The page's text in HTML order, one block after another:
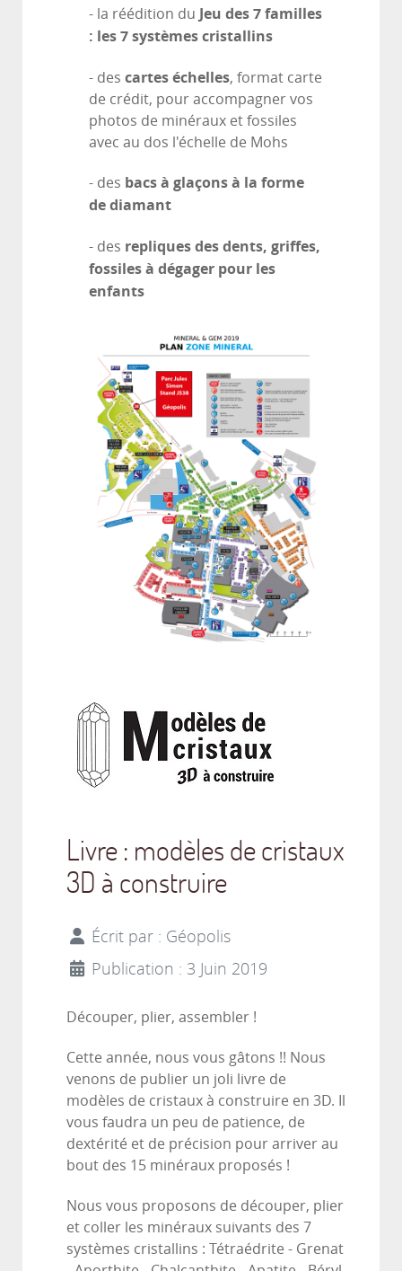
- la réédition du Jeu des 7 familles
: les 7 systèmes cristallins
- des cartes échelles, format carte
de crédit, pour accompagner vos
photos de minéraux et fossiles
avec au dos l'échelle de Mohs
- des bacs à glaçons à la forme
de diamant
- des repliques des dents, griffes,
fossiles à dégager pour les
enfants
Livre : modèles de cristaux
3D à construire
Écrit par : Géopolis
Publication : 3 Juin 2019
Découper, plier, assembler !
Cette année, nous vous gâtons !! Nous
venons de publier un joli livre de
modèles de cristaux à construire en 3D. Il
vous faudra un peu de patience, de
dextérité et de précision pour arriver au
bout des 15 minéraux proposés !
Nous vous proposons de découper, plier
et coller les minéraux suivants des 7
systèmes cristallins : Tétraédrite - Grenat